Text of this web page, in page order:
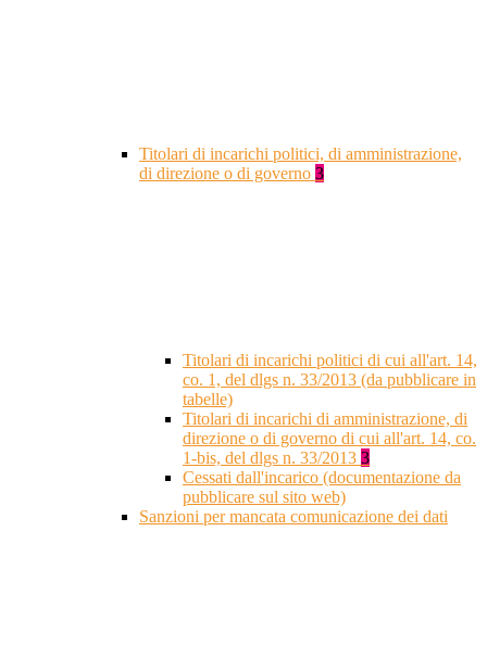
Titolari di incarichi politici, di amministrazione,
di direzione o di governo 3
Titolari di incarichi politici di cui all'art. 14,
co. 1, del dlgs n. 33/2013 (da pubblicare in
tabelle)
Titolari di incarichi di amministrazione, di
direzione o di governo di cui all'art. 14, co.
1-bis, del dlgs n. 33/2013 3
Cessati dall'incarico (documentazione da
pubblicare sul sito web)
Sanzioni per mancata comunicazione dei dati